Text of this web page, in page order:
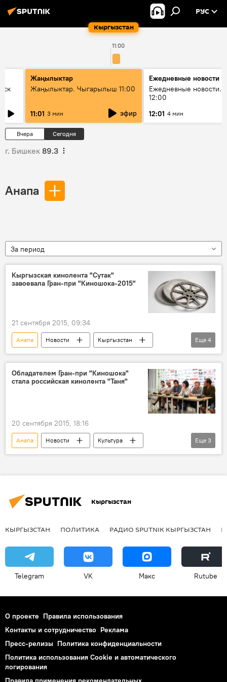
Кыргызстан
РУС
11:00
Жаңылыктар
Жаңылыктар. Чыгарылыш 11:00
11:01 3 мин эфир
Ежедневные новости
Ежедневные новости.
12:00
12:01 4 мин
Вчера Сегодня
г. Бишкек 89.3
Анапа
За период
Кыргызская кинолента "Сутак"
завоевала Гран-при "Киношока-2015"
21 сентября 2015, 09:34
Анапа Новости
Кыргызстан
Культура
Эрнест Абдыжапаров
фильм
Отечественный фильм "Сутак" на международных кинофестивалях
Еще 4
Обладателем Гран-при "Киношока"
стала российская кинолента "Таня"
20 сентября 2015, 18:16
Анапа Новости
Культура
В мире
кинофестиваль "Киношок-2015"
Еще 3
Кыргызстан
КЫРГЫЗСТАН ПОЛИТИКА РАДИО SPUTNIK КЫРГЫЗСТАН
Telegram VK Макс Rutube
О проекте Правила использования
Контакты и сотрудничество Реклама
Пресс-релизы Политика конфиденциальности
Политика использования Cookie и автоматического
логирования